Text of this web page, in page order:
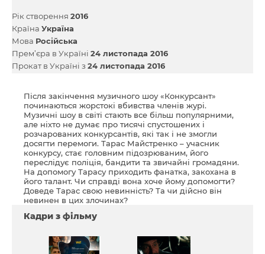
Рік створення 2016
Країна Україна
Мова Російська
Прем’єра в Україні 24 листопада 2016
Прокат в Україні з 24 листопада 2016
Після закінчення музичного шоу «Конкурсант»
починаються жорстокі вбивства членів журі.
Музичні шоу в світі стають все більш популярними,
але ніхто не думає про тисячі спустошених і
розчарованих конкурсантів, які так і не змогли
досягти перемоги. Тарас Майстренко – учасник
конкурсу, стає головним підозрюваним, його
переслідує поліція, бандити та звичайні громадяни.
На допомогу Тарасу приходить фанатка, закохана в
його талант. Чи справді вона хоче йому допомогти?
Доведе Тарас свою невинність? Та чи дійсно він
невинен в цих злочинах?
Кадри з фільму